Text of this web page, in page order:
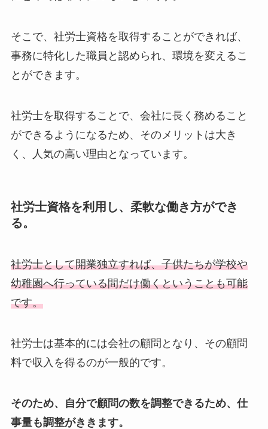
そこで、社労士資格を取得することができれば、
事務に特化した職員と認められ、環境を変えるこ
とができます。
社労士を取得することで、会社に長く務めること
ができるようになるため、そのメリットは大き
く、人気の高い理由となっています。
社労士資格を利用し、柔軟な働き方ができ
る。
社労士として開業独立すれば、子供たちが学校や
幼稚園へ行っている間だけ働くということも可能
です。
社労士は基本的には会社の顧問となり、その顧問
料で収入を得るのが一般的です。
そのため、自分で顧問の数を調整できるため、仕
事量も調整がききます。